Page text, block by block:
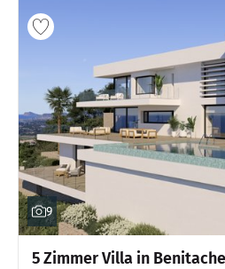
9
5 Zimmer Villa in